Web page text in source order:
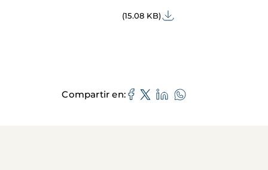
(15.08 KB)
Compartir en